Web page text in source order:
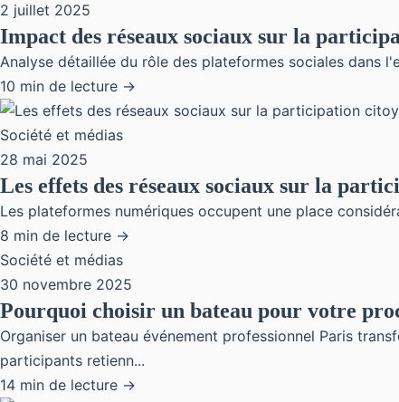
2 juillet 2025
Impact des réseaux sociaux sur la
Analyse détaillée du rôle des plateformes sociales dans
10 min de lecture →
Société et médias
28 mai 2025
Les effets des réseaux sociaux sur la
Les plateformes numériques occupent une place
8 min de lecture →
Société et médias
30 novembre 2025
Pourquoi choisir un bateau pour votre
Organiser un bateau événement professionnel Paris
participants retienn...
14 min de lecture →